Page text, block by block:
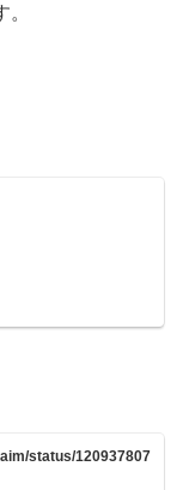
status/120937807